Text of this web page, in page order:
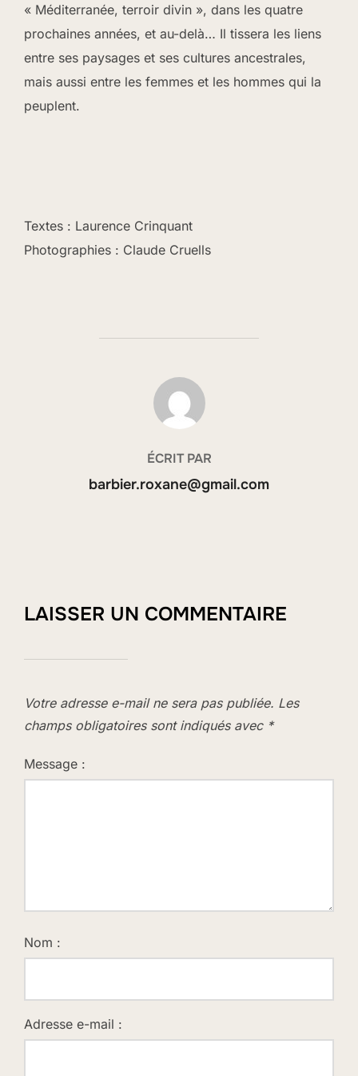
« Méditerranée, terroir divin », dans les quatre
prochaines années, et au-delà… Il tissera les liens
entre ses paysages et ses cultures ancestrales,
mais aussi entre les femmes et les hommes qui la
peuplent.
Textes : Laurence Crinquant
Photographies : Claude Cruells
AUTEUR DE LA PUBLICATION
ÉCRIT PAR
barbier.roxane@gmail.com
LAISSER UN COMMENTAIRE
Votre adresse e-mail ne sera pas publiée. Les
champs obligatoires sont indiqués avec *
Message :
Nom :
Adresse e-mail :